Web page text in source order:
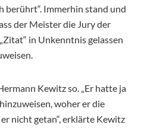
berührt“. Immerhin stand und
der Meister die Jury der
in Unkenntnis gelassen
Kewitz so. „Er hatte ja
woher er die
nicht getan“, erklärte Kewitz